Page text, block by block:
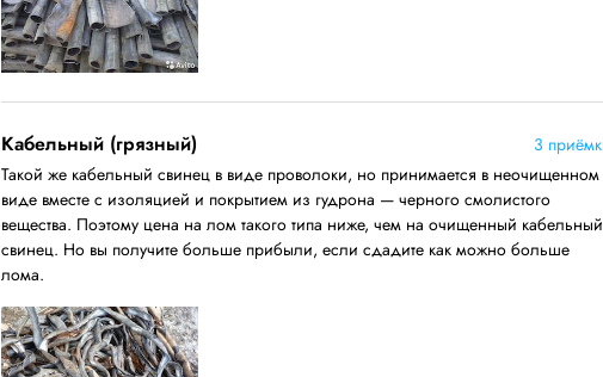
Кабельный (грязный)
3
Такой же кабельный свинец в виде проволоки, но принимается в неочищенном
виде вместе с изоляцией и покрытием из гудрона — черного смолистого
вещества. Поэтому цена на лом такого типа ниже, чем на очищенный кабельный
свинец. Но вы получите больше прибыли, если сдадите как можно больше
лома.